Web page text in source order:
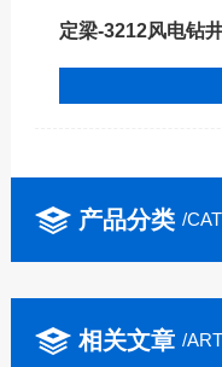
定梁-3212风电钻
产品分类 /
相关文章 /